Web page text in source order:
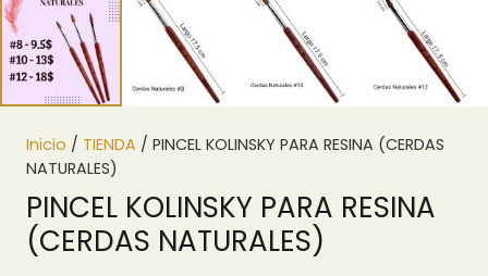
Inicio / TIENDA / PINCEL KOLINSKY PARA RESINA (CERDAS
NATURALES)
PINCEL KOLINSKY PARA RESINA
(CERDAS NATURALES)